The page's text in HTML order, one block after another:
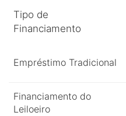
Tipo de
Financiamento
Empréstimo Tradicional
Financiamento do
Leiloeiro